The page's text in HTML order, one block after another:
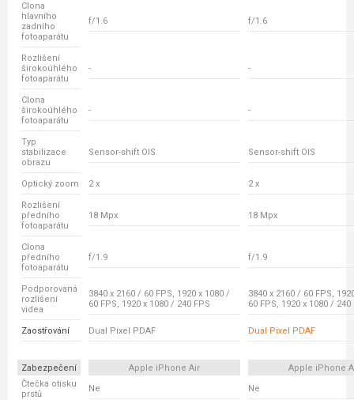
Clona
hlavního
zadního
fotoaparátu
f/1.6 f/1.6
Rozlišení
širokoúhlého
fotoaparátu
- -
Clona
širokoúhlého
fotoaparátu
- -
Typ
stabilizace
obrazu
Sensor-shift OIS Sensor-shift OIS
Optický zoom 2 x 2 x
Rozlišení
předního
fotoaparátu
18 Mpx 18 Mpx
Clona
předního
fotoaparátu
f/1.9 f/1.9
Podporovaná
rozlišení
videa
3840 x 2160 / 60 FPS, 1920 x 1080 /
60 FPS, 1920 x 1080 / 240 FPS
3840 x 2160 / 60 FPS,
60 FPS, 1920 x 1080 / 240
Zaostřování Dual Pixel PDAF Dual Pixel PDAF
Zabezpečení Apple iPhone Air
Apple iPhone
Čtečka otisku
prstů
Ne Ne